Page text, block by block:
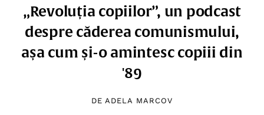
„Revoluția copiilor”, un podcast
despre căderea comunismului,
așa cum și-o amintesc copiii din
'89
DEADELA MARCOV